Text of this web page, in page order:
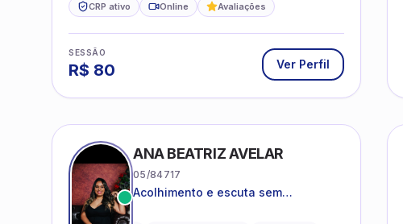
CRP ativo Online Avaliações
SESSÃO
R$ 80 Ver Perfil
ANA BEATRIZ AVELAR
05/84717
Acolhimento e escuta sem